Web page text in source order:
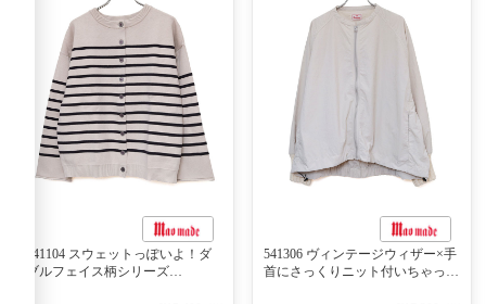
541104 スウェットっぽいよ！ダ
ブルフェイス柄シリーズ
541306 ヴィンテージウィザー×手
首にさっくりニット付いちゃった